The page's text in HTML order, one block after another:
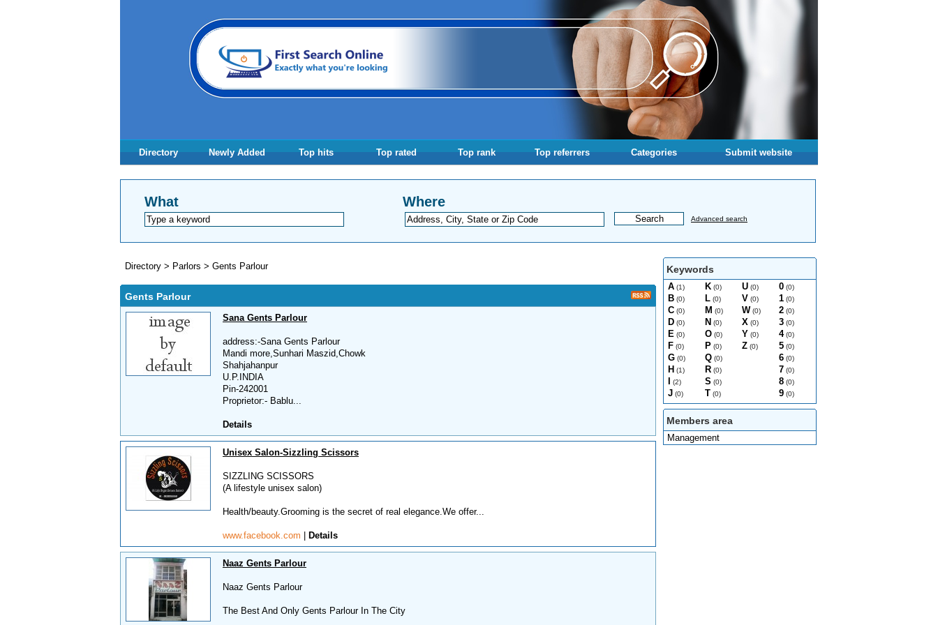
Directory Newly Added Top hits Top rated Top rank Top referrers Categories Submit website
What Where
Advanced search
Keywords
A (1)
B (0)
C (0)
D (0)
E (0)
F (0)
G (0)
H (1)
(2)
J (0)
K (0)
L (0)
M (0)
N (0)
O (0)
P (0)
Q (0)
R (0)
S (0)
T (0)
U (0)
V (0)
W (0)
X (0)
Y (0)
Z (0)
0 (0)
1 (0)
2 (0)
3 (0)
4(0)
5 (0)
6 (0)
7 (0)
8 (0)
9 (0)
Members area
Management
Directory > Parlors > Gents Parlour
Gents Parlour
Sana Gents Parlour
address:-Sana Gents Parlour
Mandi more,Sunhari Maszid,Chowk
Shahjahanpur
U.P.INDIA
Pin-242001
Proprietor:- Bablu...
Details
Unisex Salon-Sizzling Scissors
SIZZLING SCISSORS
(A lifestyle unisex salon)
Health/beauty.Grooming is the secret of real elegance.We offer...
www.facebook.com Details
Naaz Gents Parlour
Naaz Gents Parlour
The Best And Only Gents Parlour In The City